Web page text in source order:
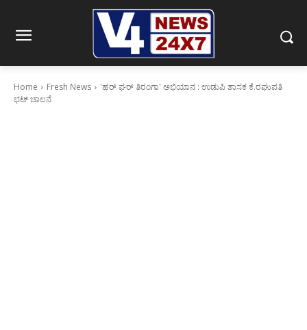
Home Fresh News
'ಹರ್ ಘರ್ ತಿರಂಗಾ' ಅಭಿಯಾನ : ಉಡುಪಿ ಶಾಸಕ ಕೆ.ರಘುಪತಿ
ಭಟ್ ಚಾಲನೆ